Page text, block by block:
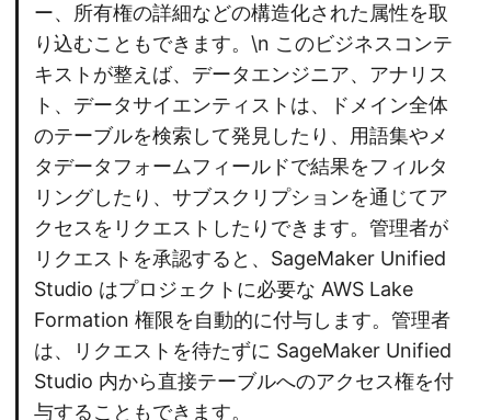
ー、所有権の詳細などの構造化された属性を取
り込むこともできます。\n このビジネスコンテ
キストが整えば、データエンジニア、アナリス
ト、データサイエンティストは、ドメイン全体
のテーブルを検索して発見したり、用語集やメ
タデータフォームフィールドで結果をフィルタ
リングしたり、サブスクリプションを通じてア
クセスをリクエストしたりできます。管理者が
リクエストを承認すると、SageMaker Unified
Studio はプロジェクトに必要な AWS Lake
Formation 権限を自動的に付与します。管理者
は、リクエストを待たずに SageMaker Unified
Studio 内から直接テーブルへのアクセス権を付
与することもできます。